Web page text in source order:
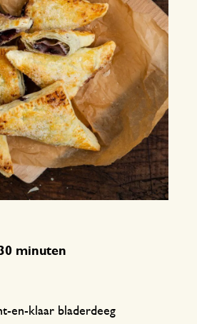
minuten
en-klaar bladerdeeg